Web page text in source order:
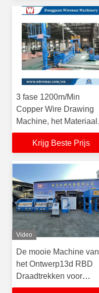
3 fase 1200m/Min
Copper Wire Drawing
Machine, het Materiaal
van de 11 Matrijzenrbd
Tekening
Krijg Beste Prijs
Video
De mooie Machine van
het Ontwerp13d RBD
Draadtrekken voor
Koper 400VAC